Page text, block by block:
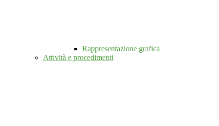
Rappresentazione grafica
Attività e procedimenti